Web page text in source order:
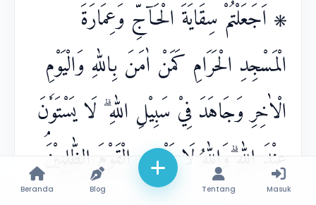
۞ اَجَعَلْتُمْ سِقَايَةَ الْحَاۤجِّ وَعِمَارَةَ
الْمَسْجِدِ الْحَرَامِ كَمَنْ اٰمَنَ بِاللّٰهِ وَالْيَوْمِ
الْاٰخِرِ وَجَاهَدَ فِيْ سَبِيْلِ اللّٰهِ ۗ لَا يَسْتَوٗنَ
عِنْدَ اللّٰهِ ۗوَاللّٰهُ لَا يَهْدِى الْقَوْمَ الظّٰلِمِيْنَۘ
Beranda Blog Tentang Masuk